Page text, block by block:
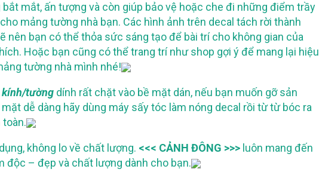
mắt, ấn tượng và còn giúp bảo vệ hoặc che đi những điểm trầy
mảng tường nhà bạn. Các hình ảnh trên decal tách rời thành
nên bạn có thể thỏa sức sáng tạo để bài trí cho không gian của
Hoặc bạn cũng có thể trang trí như shop gợi ý để mang lại hiệu
tường nhà mình nhé!
kính/tường dính rất chặt vào bề mặt dán, nếu bạn muốn gỡ sản
dễ dàng hãy dùng máy sấy tóc làm nóng decal rồi từ từ bóc ra
toàn.
không lo về chất lượng. <<< CẢNH ĐÔNG >>> luôn mang đến
độc – đẹp và chất lượng dành cho bạn.